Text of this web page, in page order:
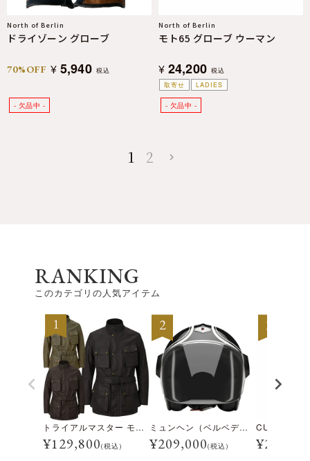
North of Berlin
ドライゾーン グローブ
70%OFF ¥ 5,940 税込
取寄せ
LADIES
North of Berlin
モト65 グローブ ウーマン
¥ 24,200 税込
1 2
RANKING
このカテゴリの人気アイテム
トライアルマスター モーターサイクル ジャケット
¥129,800(税込)
ミュンヘン（ベルベデーレ）
¥209,000(税込) ¥28,600